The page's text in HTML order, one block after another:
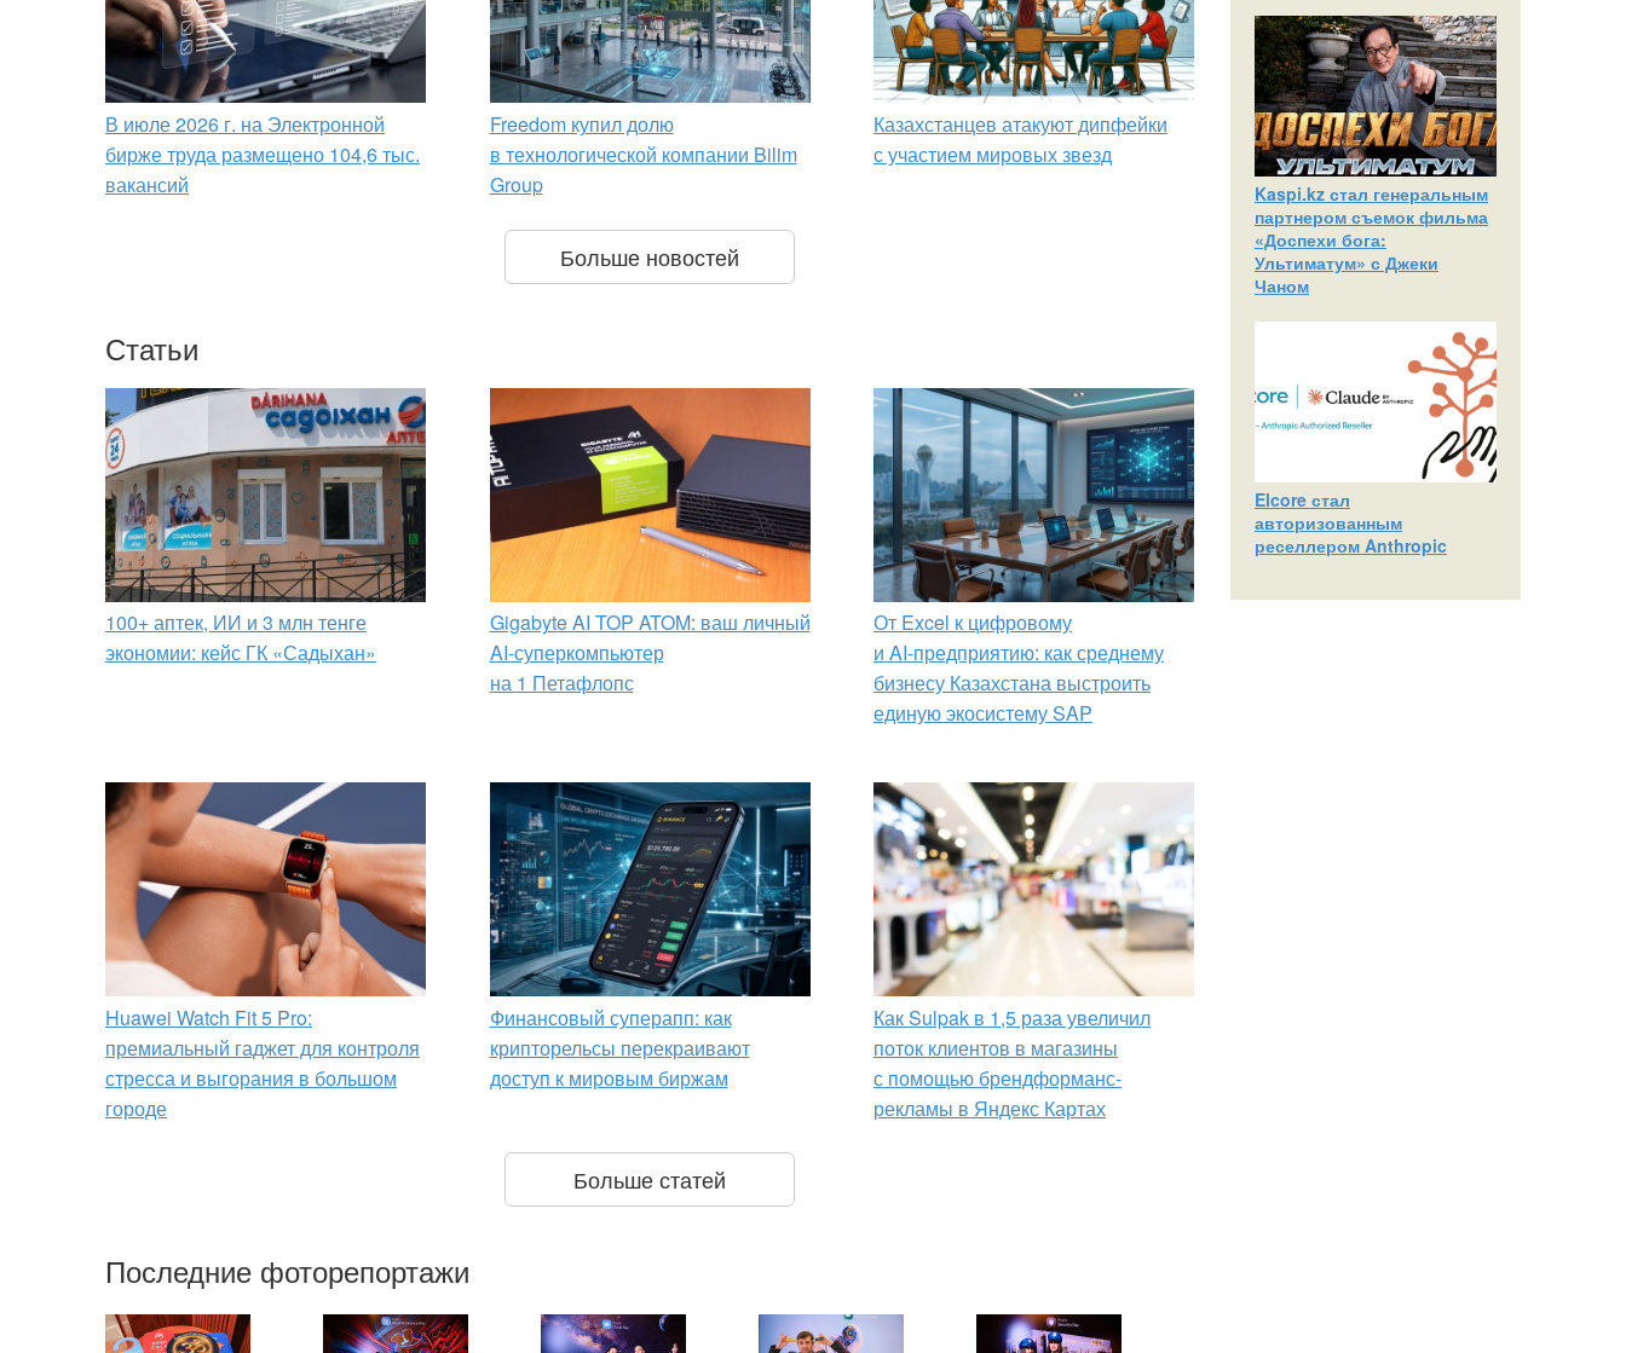
В июле 2026 г. на Электронной
бирже труда размещено 104,6 тыс.
вакансий
Freedom купил долю
в технологической компании Bilim
Group
Казахстанцев атакуют дипфейки
с участием мировых звезд
Больше новостей
Статьи
100+ аптек, ИИ и 3 млн тенге
экономии: кейс ГК «Садыхан»
Gigabyte AI TOP ATOM: ваш личный
AI-суперкомпьютер
на 1 Петафлопс
От Excel к цифровому
и AI‑предприятию: как среднему
бизнесу Казахстана выстроить
единую экосистему SAP
Huawei Watch Fit 5 Pro:
премиальный гаджет для контроля
стресса и выгорания в большом
городе
Финансовый суперапп: как
крипторельсы перекраивают
доступ к мировым биржам
Как Sulpak в 1,5 раза увеличил
поток клиентов в магазины
с помощью брендформанс-
рекламы в Яндекс Картах
Больше статей
Последние фоторепортажи
Kaspi.kz стал генеральным
партнером съемок фильма
«Доспехи бога:
Ультиматум» с Джеки
Чаном
Elcore стал
авторизованным
реселлером Anthropic